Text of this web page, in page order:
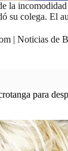
la
su colega. El
| Noticias de
para